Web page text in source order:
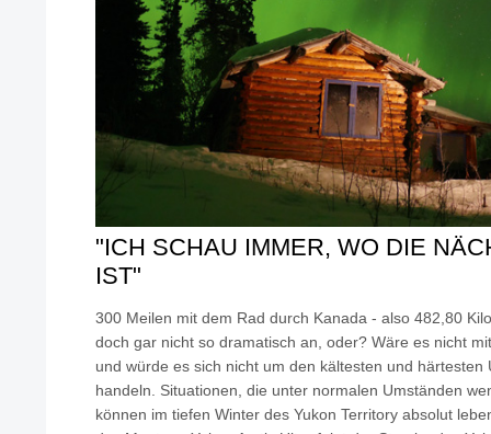
"ICH SCHAU IMMER, WO DIE
IST"
300 Meilen mit dem Rad durch Kanada - also 482,80
doch gar nicht so dramatisch an, oder? Wäre es nicht
und würde es sich nicht um den kältesten und härtesten
handeln. Situationen, die unter normalen Umständen
können im tiefen Winter des Yukon Territory absolut